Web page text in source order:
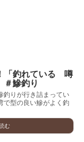
「釣れている 噂
＃鰺釣り
釣りが行き詰まってい
で型の良い鰺がよく釣
む